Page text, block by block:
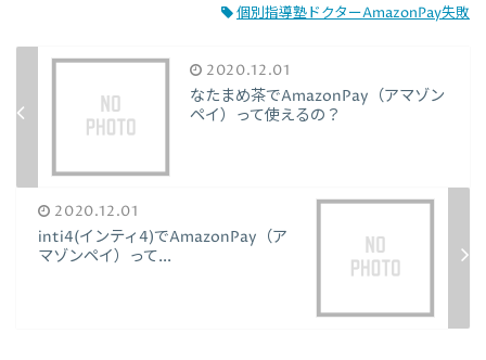
個別指導塾ドクターAmazonPay失敗
2020.12.01
なたまめ茶でAmazonPay（アマゾン
ペイ）って使えるの？
2020.12.01
inti4(インティ4)でAmazonPay（ア
マゾンペイ）って...